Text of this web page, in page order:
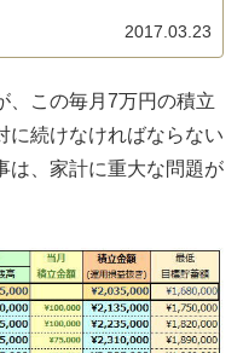
2017.03.23
、この毎月7万円の積立
に続けなければならない
は、家計に重大な問題が